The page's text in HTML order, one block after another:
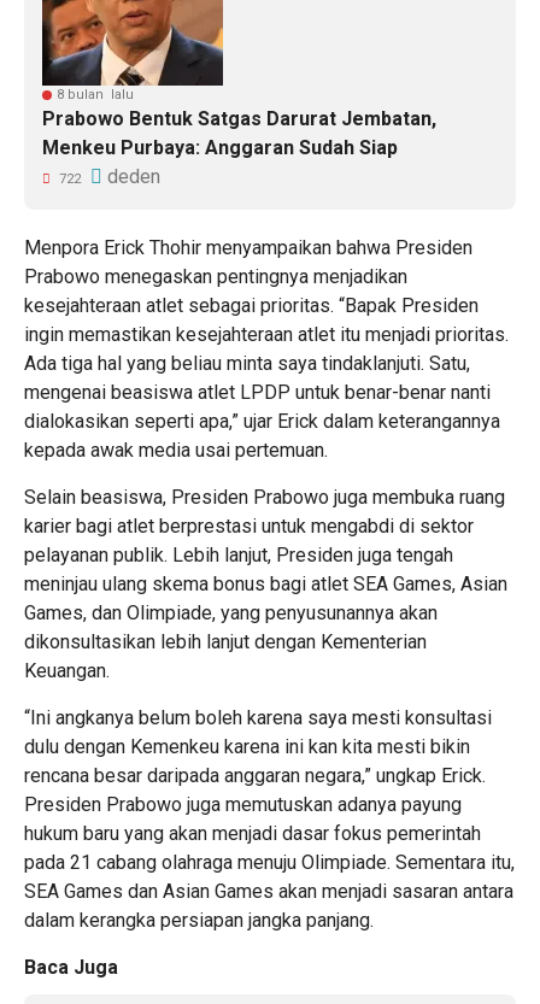
8 bulan lalu
Prabowo Bentuk Satgas Darurat Jembatan,
Menkeu Purbaya: Anggaran Sudah Siap
722 deden
Menpora Erick Thohir menyampaikan bahwa Presiden
Prabowo menegaskan pentingnya menjadikan
kesejahteraan atlet sebagai prioritas. “Bapak Presiden
ingin memastikan kesejahteraan atlet itu menjadi prioritas.
Ada tiga hal yang beliau minta saya tindaklanjuti. Satu,
mengenai beasiswa atlet LPDP untuk benar-benar nanti
dialokasikan seperti apa,” ujar Erick dalam keterangannya
kepada awak media usai pertemuan.
Selain beasiswa, Presiden Prabowo juga membuka ruang
karier bagi atlet berprestasi untuk mengabdi di sektor
pelayanan publik. Lebih lanjut, Presiden juga tengah
meninjau ulang skema bonus bagi atlet SEA Games, Asian
Games, dan Olimpiade, yang penyusunannya akan
dikonsultasikan lebih lanjut dengan Kementerian
Keuangan.
“Ini angkanya belum boleh karena saya mesti konsultasi
dulu dengan Kemenkeu karena ini kan kita mesti bikin
rencana besar daripada anggaran negara,” ungkap Erick.
Presiden Prabowo juga memutuskan adanya payung
hukum baru yang akan menjadi dasar fokus pemerintah
pada 21 cabang olahraga menuju Olimpiade. Sementara itu,
SEA Games dan Asian Games akan menjadi sasaran antara
dalam kerangka persiapan jangka panjang.
Baca Juga